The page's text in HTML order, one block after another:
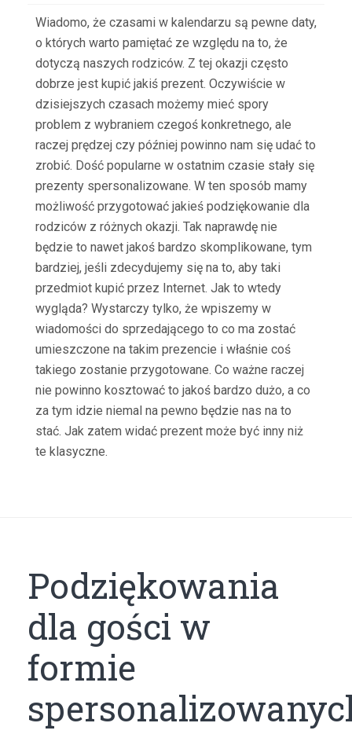
Wiadomo, że czasami w kalendarzu są pewne daty,
o których warto pamiętać ze względu na to, że
dotyczą naszych rodziców. Z tej okazji często
dobrze jest kupić jakiś prezent. Oczywiście w
dzisiejszych czasach możemy mieć spory
problem z wybraniem czegoś konkretnego, ale
raczej prędzej czy później powinno nam się udać to
zrobić. Dość popularne w ostatnim czasie stały się
prezenty spersonalizowane. W ten sposób mamy
możliwość przygotować jakieś podziękowanie dla
rodziców z różnych okazji. Tak naprawdę nie
będzie to nawet jakoś bardzo skomplikowane, tym
bardziej, jeśli zdecydujemy się na to, aby taki
przedmiot kupić przez Internet. Jak to wtedy
wygląda? Wystarczy tylko, że wpiszemy w
wiadomości do sprzedającego to co ma zostać
umieszczone na takim prezencie i właśnie coś
takiego zostanie przygotowane. Co ważne raczej
nie powinno kosztować to jakoś bardzo dużo, a co
za tym idzie niemal na pewno będzie nas na to
stać. Jak zatem widać prezent może być inny niż
te klasyczne.
Podziękowania
dla gości w
formie